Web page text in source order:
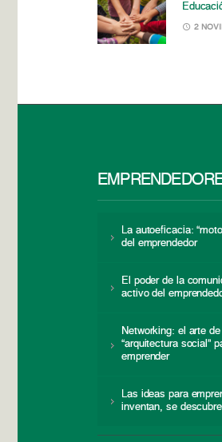
2
La autoeficacia:
del emprendedor
El poder de la
activo del
Networking: el arte
“arquitectura social”
emprender
Las ideas para
inventan, se